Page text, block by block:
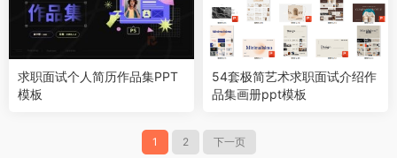
求职面试个人简历作品集PPT
模板
54套极简艺术求职面试介绍作
品集画册ppt模板
1 2 下一页